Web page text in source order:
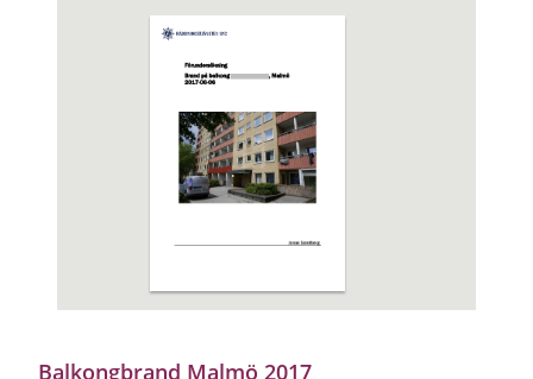
Balkongbrand Malmö 2017